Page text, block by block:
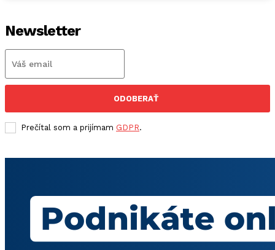
Newsletter
ODOBERAŤ
Prečítal som a prijímam GDPR.